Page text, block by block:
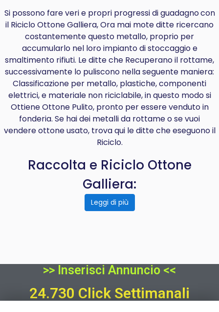
Si possono fare veri e propri progressi diguadagnocon
il Riciclo Ottone Galliera, Ora mai mote ditte ricercano
costantemente questo metallo, proprio per
accumularlo nel loro impianto di stoccaggio e
smaltimento rifiuti. Le ditte che Recuperano il rottame,
successivamente lo puliscono nella seguente maniera:
Classificazione per metallo, plastiche, componenti
elettrici, e materiale non riciclabile, in questo modo si
Ottiene Ottone Pulito, pronto per essere venduto in
fonderia. Se hai dei metalli da rottame o se vuoi
vendere ottone usato, trova qui le ditte che eseguono il
Riciclo.
Raccolta e Riciclo Ottone
Galliera:
Leggi di più
>> Inserisci Annuncio <<
24.730 Click Settimanali